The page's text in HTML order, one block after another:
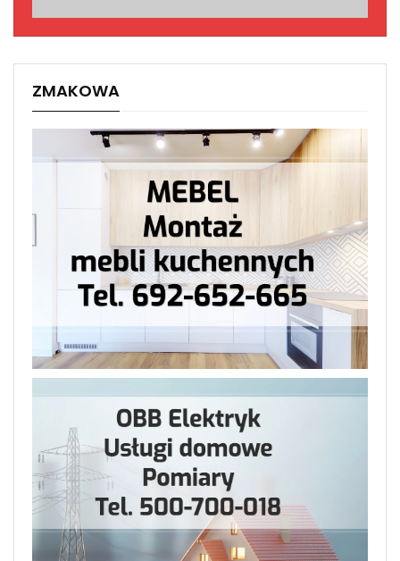
ZMAKOWA